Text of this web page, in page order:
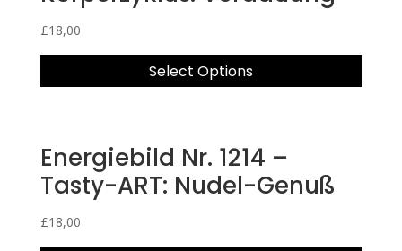
£18,00
Select Options
Energiebild Nr. 1214 –
Tasty-ART: Nudel-Genuß
£18,00